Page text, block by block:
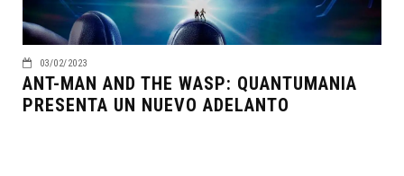
03/02/2023
ANT-MAN AND THE WASP: QUANTUMANIA
PRESENTA UN NUEVO ADELANTO